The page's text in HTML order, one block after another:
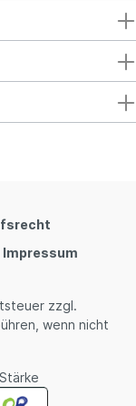
Impressum
zzgl.
wenn nicht